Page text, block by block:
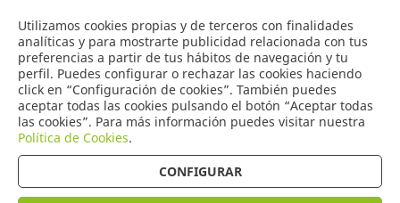
Utilizamos cookies propias y de terceros con finalidades
analíticas y para mostrarte publicidad relacionada con tus
preferencias a partir de tus hábitos de navegación y tu
perfil. Puedes configurar o rechazar las cookies haciendo
click en “Configuración de cookies”. También puedes
aceptar todas las cookies pulsando el botón “Aceptar todas
las cookies”. Para más información puedes visitar nuestra
Política de Cookies.
CONFIGURAR
0
COMERCIO
DE TORRIJOS
Productos (4601)
Ordenar por precio